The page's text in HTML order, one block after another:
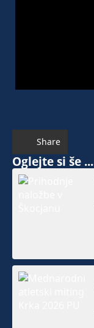
Share
Oglejte si še ...